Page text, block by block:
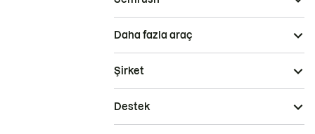
Daha fazla araç
Şirket
Destek